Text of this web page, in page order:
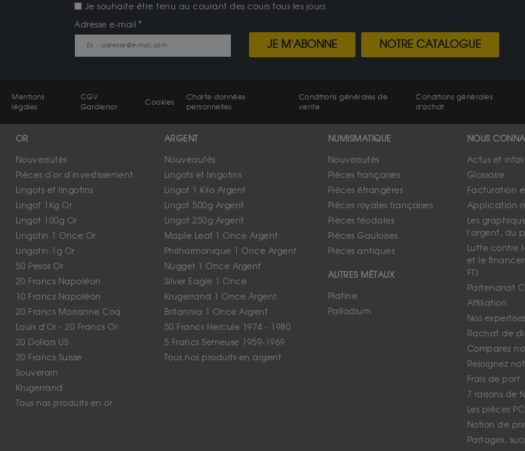
Je souhaite être tenu au courant des cours tous les jours.
Adresse e-mail
JE M'ABONNE NOTRE CATALOGUE
Mentions
légales
CGV
Gardienor
Cookies
Charte données
personnelles
Conditions générales de
vente
Conditions générales
d'achat
OR
Nouveautés
Pièces d'or d'investissement
Lingots et lingotins
Lingot 1Kg Or
Lingot 100g Or
Lingotin 1 Once Or
Lingotin 1g Or
50 Pesos Or
20 Francs Napoléon
10 Francs Napoléon
20 Francs Marianne Coq
Louis d'Or - 20 Francs Or
20 Dollars US
20 Francs Suisse
Souverain
Krugerrand
Tous nos produits en or
ARGENT
Nouveautés
Lingots et lingotins
Lingot 1 Kilo Argent
Lingot 500g Argent
Lingot 250g Argent
Maple Leaf 1 Once Argent
Philharmonique 1 Once Argent
Nugget 1 Once Argent
Silver Eagle 1 Once
Krugerrand 1 Once Argent
Britannia 1 Once Argent
50 Francs Hercule 1974 - 1980
5 Francs Semeuse 1959-1969
Tous nos produits en argent
NUMISMATIQUE
Nouveautés
Pièces françaises
Pièces étrangères
Pièces royales françaises
Pièces féodales
Pièces Gauloises
Pièces antiques
AUTRES MÉTAUX
Platine
Palladium
NOUS
Actus et
Glossaire
Facturation
Application
Les
l'argent, du
Lutte contre
et le
FT)
Partenariat
Affiliation
Nos
Rachat de
Comparez
Rejoignez
Frais de port
7 raisons de
Les pièces
Notion de
Partages,